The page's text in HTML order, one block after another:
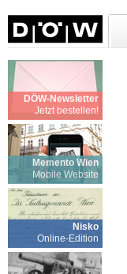
DÖW-Newsletter
Jetzt bestellen!
Memento Wien
Mobile Website
Nisko
Online-Edition